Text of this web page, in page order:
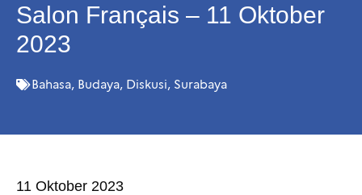
Salon Français – 11 Oktober
2023
Bahasa, Budaya, Diskusi, Surabaya
11 Oktober 2023